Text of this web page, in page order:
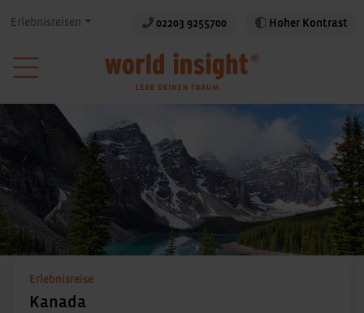
Erlebnisreisen 02203 9255700 Hoher Kontrast
Erlebnisreise
Kanada